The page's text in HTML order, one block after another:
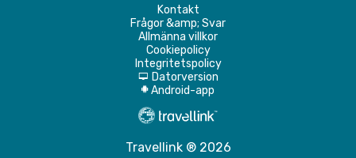
Kontakt
Frågor &amp; Svar
Allmänna villkor
Cookiepolicy
Integritetspolicy
d Datorversion
A Android-app
Travellink ® 2026